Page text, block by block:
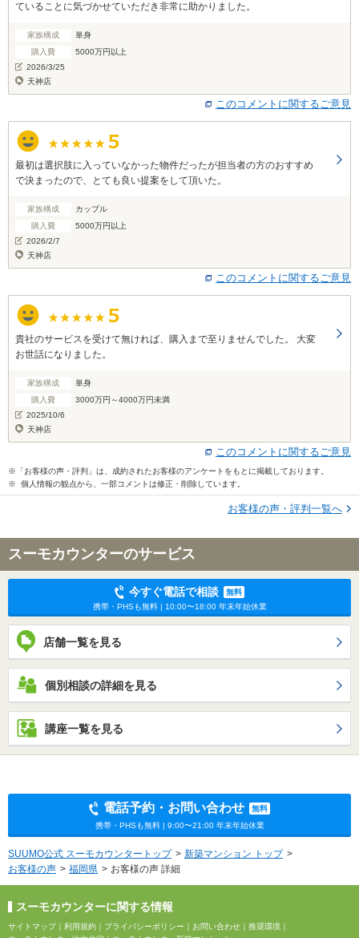
ていることに気づかせていただき非常に助かりました。
家族構成
単身
購入費
5000万円以上
2026/3/25
天神店
このコメントに関するご意見
最初は選択肢に入っていなかった物件だったが担当者の方のおすすめ
で決まったので、とても良い提案をして頂いた。
家族構成
カップル
購入費
5000万円以上
2026/2/7
天神店
このコメントに関するご意見
貴社のサービスを受けて無ければ、購入まで至りませんでした。 大変
お世話になりました。
家族構成
単身
購入費
3000万円～4000万円未満
2025/10/6
天神店
このコメントに関するご意見
※「お客様の声・評判」は、成約されたお客様のアンケートをもとに掲載しております。
※ 個人情報の観点から、一部コメントは修正・削除しています。
お客様の声・評判一覧へ
スーモカウンターのサービス
今すぐ電話で相談
無料
携帯・PHSも無料 | 10:00〜18:00 年末年始休業
店舗一覧を見る
個別相談の詳細を見る
講座一覧を見る
電話予約・お問い合わせ
無料
携帯・PHSも無料 | 9:00〜21:00 年末年始休業
SUUMO公式 スーモカウンタートップ
新築マンション トップ
お客様の声
福岡県 お客様の声 詳細
スーモカウンターに関する情報
サイトマップ｜ 利用規約 ｜ プライバシーポリシー ｜ お問い合わせ ｜ 推奨環境 ｜